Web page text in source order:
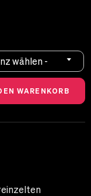
wählen -